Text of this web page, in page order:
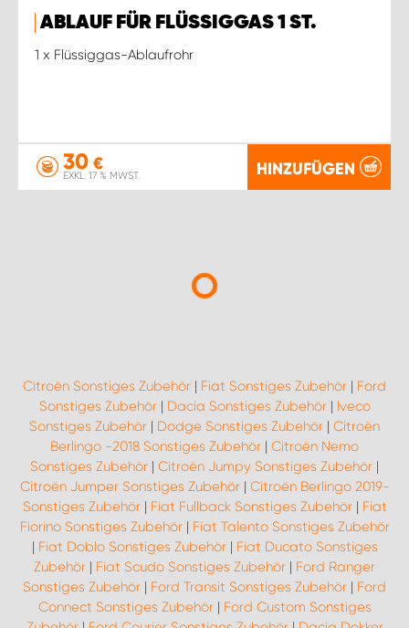
ABLAUF FÜR FLÜSSIGGAS 1 ST.
1 x Flüssiggas-Ablaufrohr
30 €
EXKL. 17 % MWST. HINZUFÜGEN
Citroën Sonstiges Zubehör | Fiat Sonstiges Zubehör | Ford
Sonstiges Zubehör| Dacia Sonstiges Zubehör| Iveco
Sonstiges Zubehör | Dodge Sonstiges Zubehör | Citroën
Berlingo -2018 Sonstiges Zubehör | Citroën Nemo
Sonstiges Zubehör | Citroën Jumpy Sonstiges Zubehör |
Citroën Jumper Sonstiges Zubehör| Citroën Berlingo 2019-
Sonstiges Zubehör| Fiat Fullback Sonstiges Zubehör| Fiat
Fiorino Sonstiges Zubehör| Fiat Talento Sonstiges Zubehör
| Fiat Doblo Sonstiges Zubehör| Fiat Ducato Sonstiges
Zubehör | Fiat Scudo Sonstiges Zubehör | Ford Ranger
Sonstiges Zubehör | Ford Transit Sonstiges Zubehör | Ford
Connect Sonstiges Zubehör| Ford Custom Sonstiges